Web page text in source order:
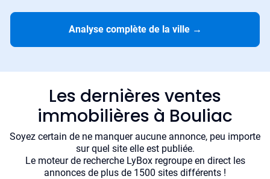
Analyse complète de la ville →
Les dernières ventes
immobilières à Bouliac
Soyez certain de ne manquer aucune annonce, peu importe
sur quel site elle est publiée.
Le moteur de recherche LyBox regroupe en direct les
annonces de plus de 1500 sites différents !